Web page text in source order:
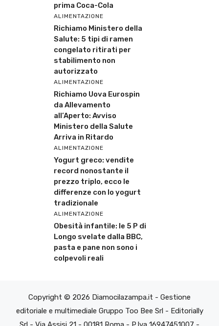
prima Coca-Cola
ALIMENTAZIONE
Richiamo Ministero della
Salute: 5 tipi di ramen
congelato ritirati per
stabilimento non
autorizzato
ALIMENTAZIONE
Richiamo Uova Eurospin
da Allevamento
all’Aperto: Avviso
Ministero della Salute
Arriva in Ritardo
ALIMENTAZIONE
Yogurt greco: vendite
record nonostante il
prezzo triplo, ecco le
differenze con lo yogurt
tradizionale
ALIMENTAZIONE
Obesità infantile: le 5 P di
Longo svelate dalla BBC,
pasta e pane non sono i
colpevoli reali
Copyright © 2026 Diamocilazampa.it - Gestione
editoriale e multimediale Gruppo Too Bee Srl - Editorially